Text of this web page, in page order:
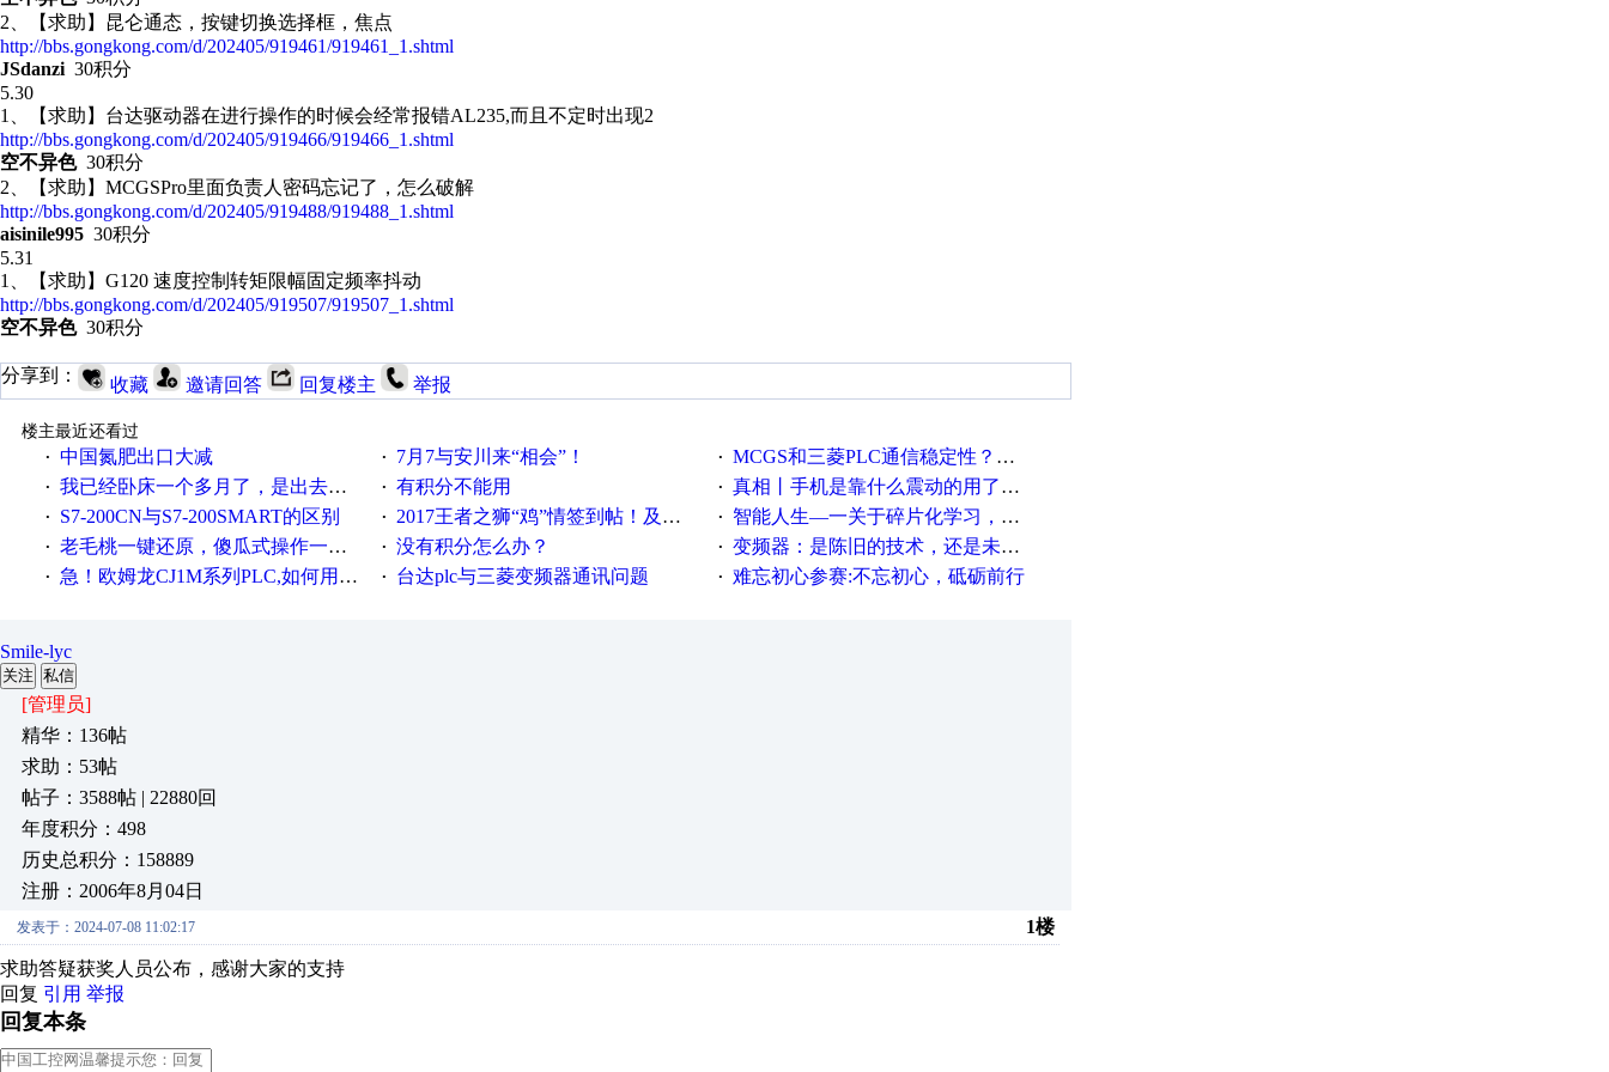
2、【求助】昆仑通态，按键切换选择框，焦点
http://bbs.gongkong.com/d/202405/919461/919461_1.shtml
JSdanzi 30积分
5.30
1、【求助】台达驱动器在进行操作的时候会经常报错AL235,而且不定时出现2
http://bbs.gongkong.com/d/202405/919466/919466_1.shtml
空不异色30积分
2、【求助】MCGSPro里面负责人密码忘记了，怎么破解
http://bbs.gongkong.com/d/202405/919488/919488_1.shtml
aisinile995 30积分
5.31
1、【求助】G120 速度控制转矩限幅固定频率抖动
http://bbs.gongkong.com/d/202405/919507/919507_1.shtml
空不异色 30积分
分享到： 收藏 邀请回答 回复楼主 举报
楼主最近还看过
· 中国氮肥出口大减 · 7月7与安川来“相会”！ · MCGS和三菱PLC通信稳定性？？？
· 我已经卧床一个多月了，是出去安装机械手在高速遭遇车祸所致:大家工作都要特别注意啊 · 有积分不能用 · 真相丨手机是靠什么震动的用了这么多年才知道！
· S7-200CN与S7-200SMART的区别 · 2017王者之狮“鸡”情签到帖！及时更新在线研讨会预告 · 智能人生—一关于碎片化学习，看这一篇就够了！
· 老毛桃一键还原，傻瓜式操作一键轻松备份还原；程序为向导式安装，一键即可实现自动备份或还原系统。 · 没有积分怎么办？ · 变频器：是陈旧的技术，还是未来的幕后英雄？
· 急！欧姆龙CJ1M系列PLC,如何用时间控制变频器。要求时间在组态王中可以自由输入！拜托各位大神了！ · 台达plc与三菱变频器通讯问题 · 难忘初心参赛:不忘初心，砥砺前行
Smile-lyc
关注 私信
[管理员]
精华：136帖
求助：53帖
帖子：3588帖 | 22880回
年度积分：498
历史总积分：158889
注册：2006年8月04日
发表于：2024-07-08 11:02:17 1楼
求助答疑获奖人员公布，感谢大家的支持
回复 引用 举报
回复本条